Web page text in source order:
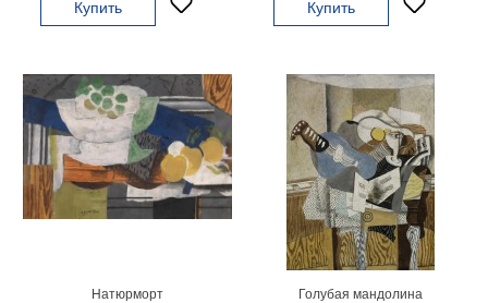
Купить Купить
Натюрморт Голубая мандолина